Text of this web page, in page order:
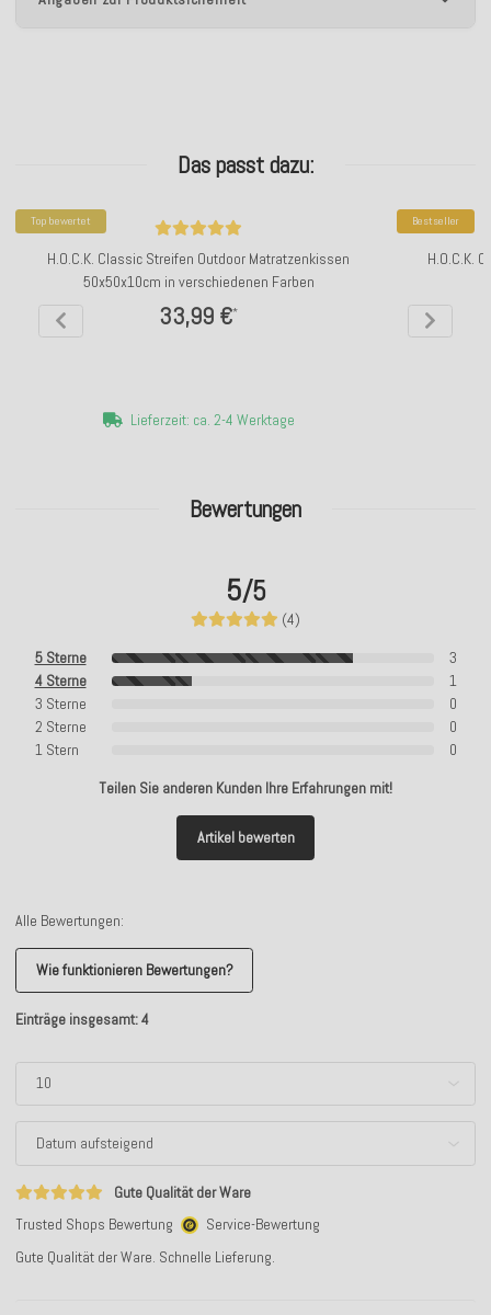
Bewertungen
5/5
(4)
5 Sterne
3
4 Sterne
1
3 Sterne
0
2 Sterne
0
1 Stern
0
Teilen Sie anderen Kunden Ihre Erfahrungen mit!
Artikel bewerten
Alle Bewertungen:
Wie funktionieren Bewertungen?
Einträge insgesamt: 4
Gute Qualität der Ware
Trusted Shops Bewertung
Service-Bewertung
Gute Qualität der Ware. Schnelle Lieferung.
Das passt dazu:
Top bewertet
H.O.C.K. Classic Streifen Outdoor Matratzenkissen
50x50x10cm in verschiedenen Farben
33,99 €*
Lieferzeit: ca. 2-4 Werktage
Bestseller
H.O.C.K.